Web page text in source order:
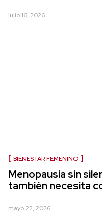
julio 16, 2026
BIENESTAR FEMENINO
Menopausia sin
también necesita
mayo 22, 2026